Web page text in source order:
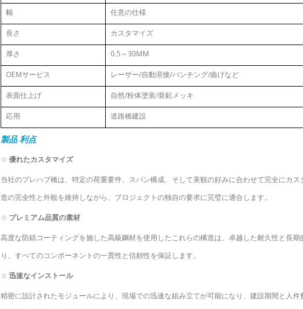
幅 任意の仕様
長さ カスタマイズ
厚さ 0.5～30MM
OEMサービス レーザー/自動溶接/パンチング/曲げなど
表面仕上げ 自然/粉体塗装/亜鉛メッキ
応用 道路橋建設
製品利点
☆ 優れたカスタマイズ
当社のプレハブ橋は、特定の荷重要件、スパン構成、そして美観の好みに合わせて完全にカ
造の完全性と外観を維持しながら、プロジェクトの独自の要求に完璧に適合します。
☆ プレミアム品質の素材
高度な防錆コーティングを施した高級鋼材を使用したこれらの構造は、卓越した耐久性と長
り、すべてのコンポーネントの一貫性と信頼性を保証します。
☆ 迅速なインストール
精密に設計されたモジュールにより、現場での迅速な組み立てが可能になり、建設期間と人